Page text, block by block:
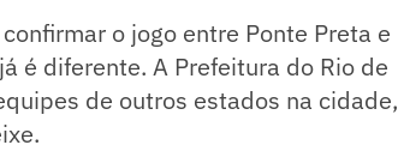
o jogo entre Ponte Preta e
é diferente. A Prefeitura do Rio de
de outros estados na cidade,